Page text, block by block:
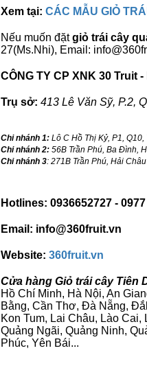
Xem tại: CÁC MẪU GIỎ
Nếu muốn đặtgiỏ trái cây
27(Ms.Nhi), Email:
CÔNG TY CP XNK 30 Truit
Trụ sở: 413 Lê Văn Sỹ, P.2,
Chi nhánh 1: Lô C Hồ Thị Kỷ, P1, Q10,
Chi nhánh 2: 56B Trần Phú, Ba Đình,
Chi nhánh 3: 271B Trần Phú, Hải
Hotlines: 0936652727 -
Email: info@360fruit.vn
Website: 360fruit.vn
Cửa hàng Giỏ trái cây Tiên
Hồ Chí Minh, Hà Nội, An
Bằng, Cần Thơ, Đà Nẵng,
Kon Tum, Lai Châu, Lào
Quảng Ngãi, Quảng Ninh,
Phúc, Yên Bái...